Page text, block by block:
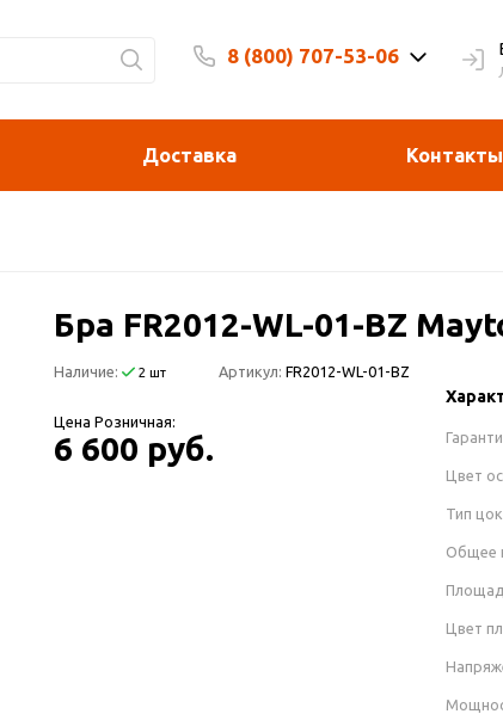
8 (800) 707-53-06
Доставка Контакты
Бра FR2012-WL-01-BZ
Наличие: 2 шт Артикул: FR2012-WL-01-BZ
Цена Розничная:
6 600 руб.
Цвет
Тип
Общее
Цвет